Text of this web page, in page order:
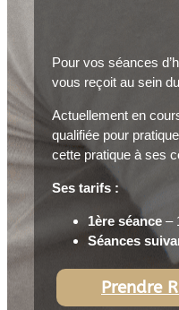
Pour vos séances
vous reçoit au sein
Actuellement en
qualifiée pour
cette pratique à ses
Ses tarifs :
1ère séance –
Séances
Prendre